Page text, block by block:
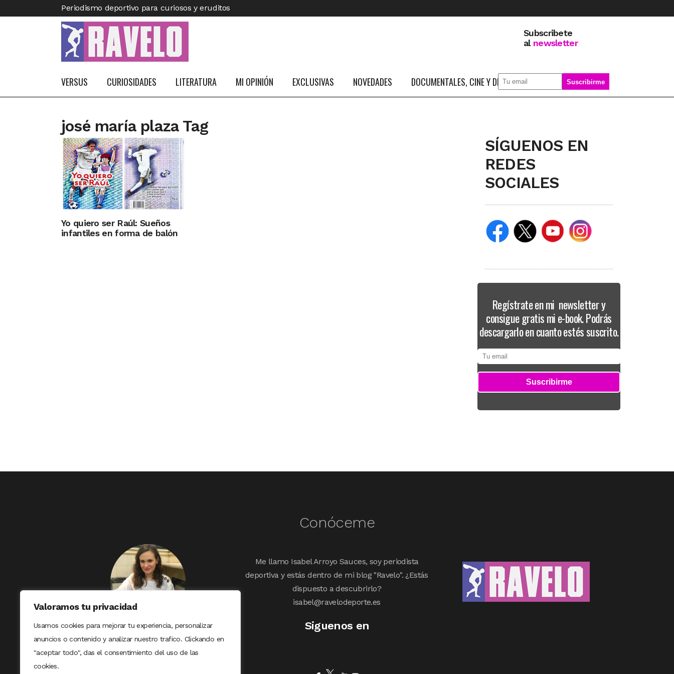
Valoramos tu privacidad
Usamos cookies para mejorar tu experiencia, personalizar
anuncios o contenido y analizar nuestro trafico. Clickando en
"aceptar todo", das el consentimiento del uso de las
cookies.
Periodismo deportivo para curiosos y eruditos
Subscribete
al newsletter
VERSUS CURIOSIDADES LITERATURA MI OPINIÓN EXCLUSIVAS NOVEDADES DOCUMENTALES, CINE Y DEPORTE SOBRE MÍ
josé maría plaza Tag
Yo quiero ser Raúl: Sueños
infantiles en forma de balón
SÍGUENOS EN
REDES
SOCIALES
Regístrate en mi newsletter y
consigue gratis mi e-book. Podrás
descargarlo en cuanto estés suscrito.
Conóceme
Me llamo Isabel Arroyo Sauces, soy periodista
deportiva y estás dentro de mi blog "Ravelo". ¿Estás
dispuesto a descubrirlo?
isabel@ravelodeporte.es
Siguenos en